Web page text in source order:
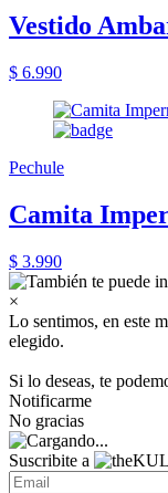
Vestido
$ 6.990
Pechule
Camita
$ 3.990
×
Lo sentimos, en este
elegido.
Si lo deseas, te
Notificarme
No gracias
Suscribite a